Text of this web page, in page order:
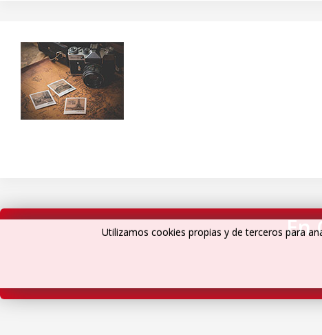
En
Utilizamos cookies propias y de terceros para